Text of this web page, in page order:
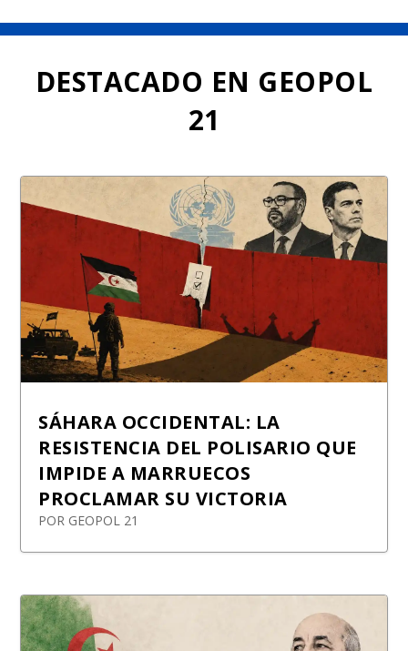
o n p
DESTACADO EN GEOPOL
21
SÁHARA OCCIDENTAL: LA
RESISTENCIA DEL POLISARIO QUE
IMPIDE A MARRUECOS
PROCLAMAR SU VICTORIA
POR GEOPOL 21